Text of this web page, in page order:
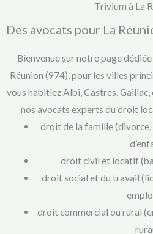
Trivium à La
Des avocats pour La
Bienvenue sur notre page
Réunion (974), pour les villes
vous habitiez Albi, Castres,
nos avocats experts du droit
droit de la famille
droit civil et locatif
droit social et du travail
droit commercial ou rural